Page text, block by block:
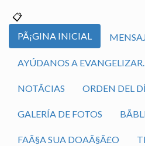
PÃ¡GINA INICIAL
AYÚDANOS A
NOTÃ­CIAS ORDEN DEL
GALERÍA DE FOTOS
FAÃ§A SUA DOAÃ§Ã£O